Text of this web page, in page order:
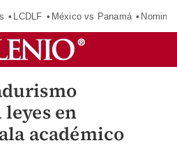
LCDLF México vs Panamá
en
académico